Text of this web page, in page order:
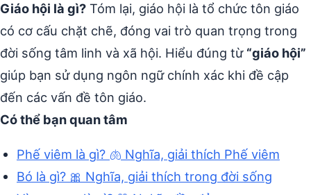
Giáo hội là gì? Tóm lại, giáo hội là tổ chức tôn giáo
có cơ cấu chặt chẽ, đóng vai trò quan trọng trong
đời sống tâm linh và xã hội. Hiểu đúng từ “giáo hội”
giúp bạn sử dụng ngôn ngữ chính xác khi đề cập
đến các vấn đề tôn giáo.
Có thể bạn quan tâm
Phế viêm là gì? 🫁 Nghĩa, giải thích Phế viêm
Bó là gì? 🎀 Nghĩa, giải thích trong đời sống